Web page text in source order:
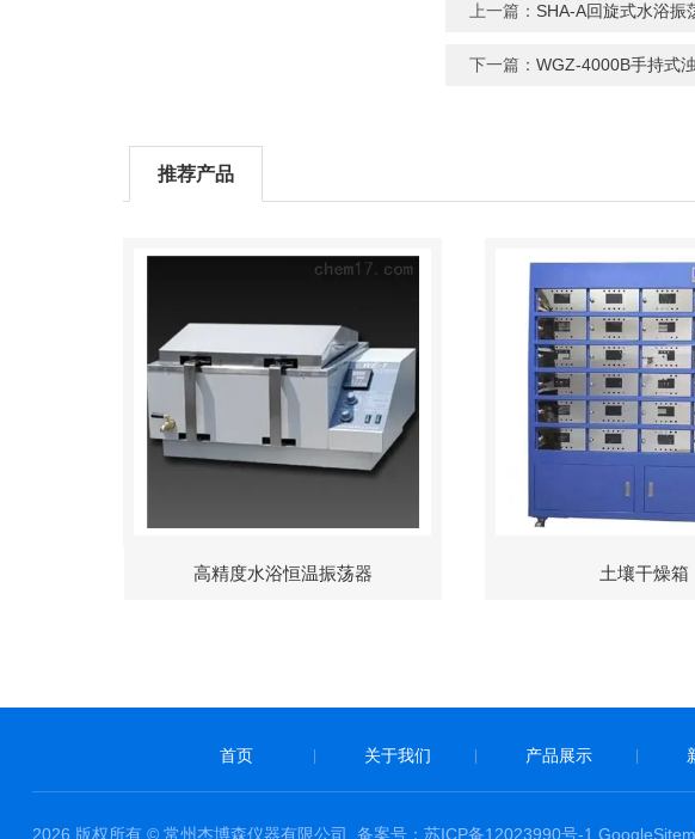
上一篇： SHA-A回旋式水浴振
下一篇：WGZ-4000B手持式
推荐产品
高精度水浴恒温振荡器 土壤干燥箱
首页 关于我们 产品展示
2026 版权所有 © 常州杰博森仪器有限公司 备案号：苏ICP备12023990号-1